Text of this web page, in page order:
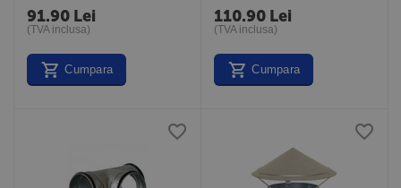
91.90 Lei
(TVA inclusa)
Cumpara
110.90 Lei
(TVA inclusa)
Cumpara